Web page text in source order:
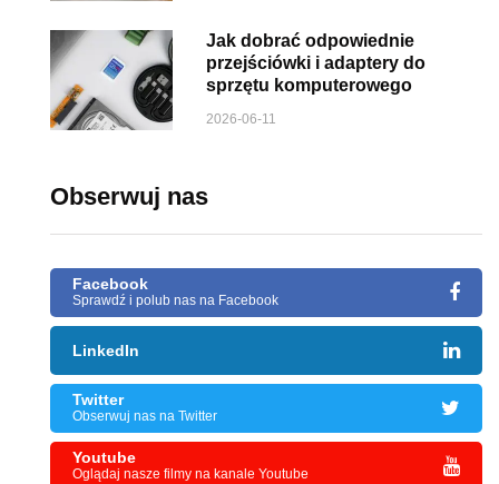
Jak dobrać odpowiednie
przejściówki i adaptery do
sprzętu komputerowego
2026-06-11
Obserwuj nas
Facebook
Sprawdź i polub nas na Facebook
LinkedIn
Twitter
Obserwuj nas na Twitter
Youtube
Oglądaj nasze filmy na kanale Youtube